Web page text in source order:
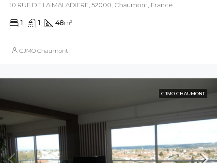
10 RUE DE LA MALADIERE, 52000, Chaumont, France
1 1 48m²
CJMO Chaumont
CJMO CHAUMONT